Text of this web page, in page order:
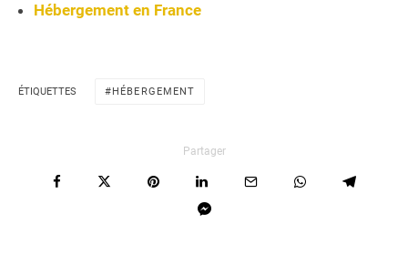
Hébergement en France
ÉTIQUETTES HÉBERGEMENT
Partager